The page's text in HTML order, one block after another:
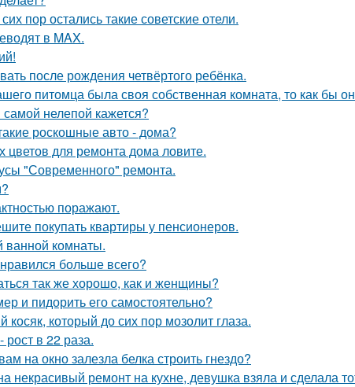
пор остались такие советские отели.
в MAX.
после рождения четвёртого ребёнка.
питомца была своя собственная комната, то как бы
нелепой кажется?
роскошные авто - дома?
для ремонта дома ловите.
"Современного" ремонта.
поражают.
покупать квартиры у пенсионеров.
ванной комнаты.
больше всего?
так же хорошо, как и женщины?
и пидорить его самостоятельно?
косяк, который до сих пор мозолит глаза.
в 22 раза.
на окно залезла белка строить гнездо?
некрасивый ремонт на кухне, девушка взяла и сделала